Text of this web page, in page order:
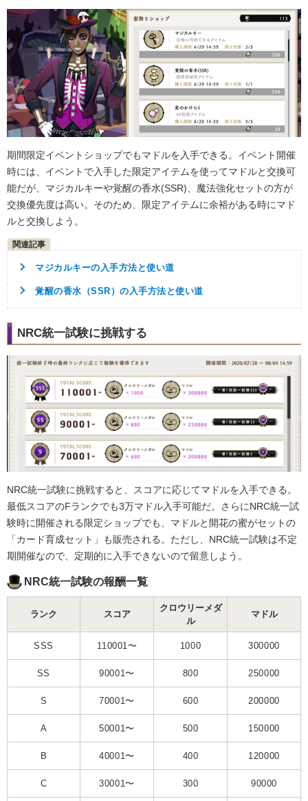
期間限定イベントショップでもマドルを入手できる。イベント開催
時には、イベントで入手した限定アイテムを使ってマドルと交換可
能だが、マジカルキーや覚醒の香水(SSR)、魔法強化セットの方が
交換優先度は高い。そのため、限定アイテムに余裕がある時にマド
ルと交換しよう。
マジカルキーの入手方法と使い道
覚醒の香水（SSR）の入手方法と使い道
NRC統一試験に挑戦する
NRC統一試験に挑戦すると、スコアに応じてマドルを入手できる。
最低スコアのFランクでも3万マドル入手可能だ。さらにNRC統一試
験時に開催される限定ショップでも、マドルと開花の蜜がセットの
「カード育成セット」も販売される。ただし、NRC統一試験は不定
期開催なので、定期的に入手できないので留意しよう。
NRC統一試験の報酬一覧
ランク スコア
クロウリーメダ
ル
マドル
SSS 110001〜 1000 300000
SS 90001〜 800 250000
S 70001〜 600 200000
A 50001〜 500 150000
B 40001〜 400 120000
C 30001〜 300 90000